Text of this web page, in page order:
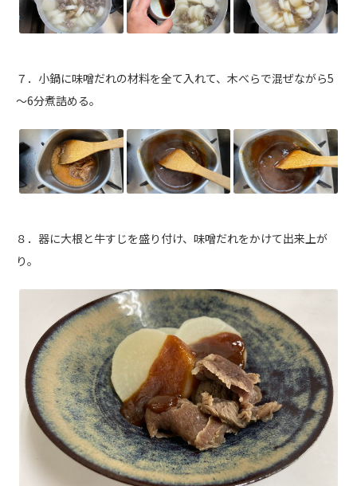
７．小鍋に味噌だれの材料を全て入れて、木べらで混ぜながら5
～6分煮詰める。
８．器に大根と牛すじを盛り付け、味噌だれをかけて出来上が
り。